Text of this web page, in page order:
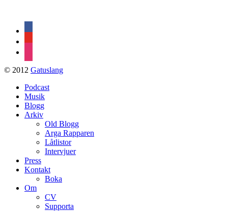
© 2012 Gatuslang
Podcast
Musik
Blogg
Arkiv
Old Blogg
Arga Rapparen
Låtlistor
Intervjuer
Press
Kontakt
Boka
Om
CV
Supporta